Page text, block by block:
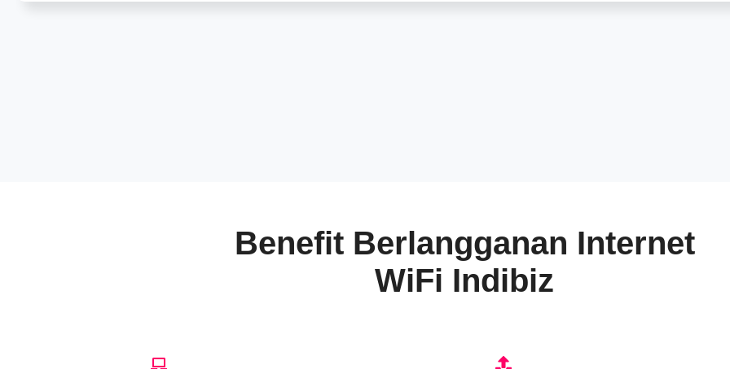
Benefit Berlangganan Internet
WiFi Indibiz